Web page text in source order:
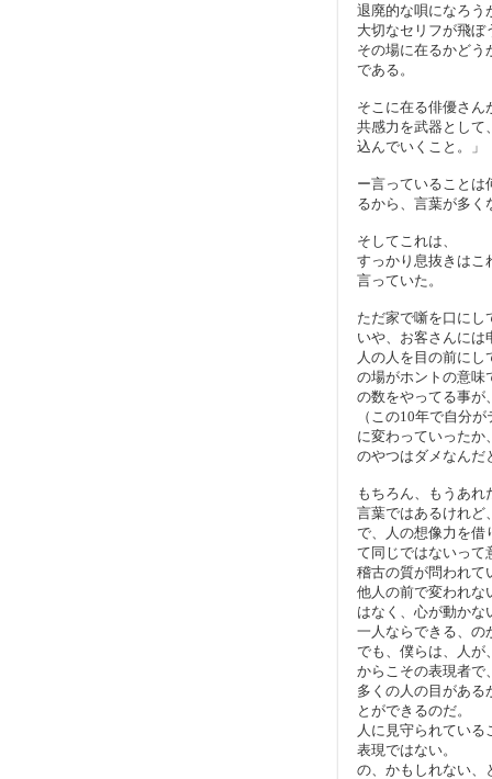
退廃的な唄になろう
大切なセリフが飛ぼ
その場に在るかどう
である。
そこに在る俳優さん
共感力を武器として
込んでいくこと。」
ー言っていることは
るから、言葉が多く
そしてこれは、
すっかり息抜きはこ
言っていた。
ただ家で噺を口にし
いや、お客さんには
人の人を目の前に
の場がホントの意味
の数をやってる事が
（この10年で自分
に変わっていった
のやつはダメなんだ
もちろん、もうあ
言葉ではあるけれど
で、人の想像力を借
て同じではないって
稽古の質が問われて
他人の前で変われな
はなく、心が動かな
一人ならできる、の
でも、僕らは、人が
からこその表現者で
多くの人の目がある
とができるのだ。
人に見守られてい
表現ではない。
の、かもしれない、